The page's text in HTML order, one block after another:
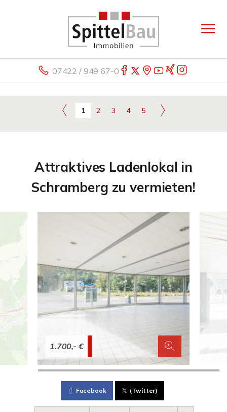
07422 / 949 67-0
1 2 3 4 5
Attraktives Ladenlokal in
Schramberg zu vermieten!
1.700,- €
Facebook (Twitter)